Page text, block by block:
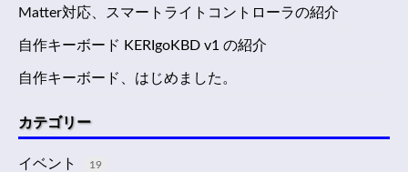
Matter対応、スマートライトコントローラの紹介
自作キーボード KERIgoKBD v1 の紹介
自作キーボード、はじめました。
カテゴリー
イベント 19